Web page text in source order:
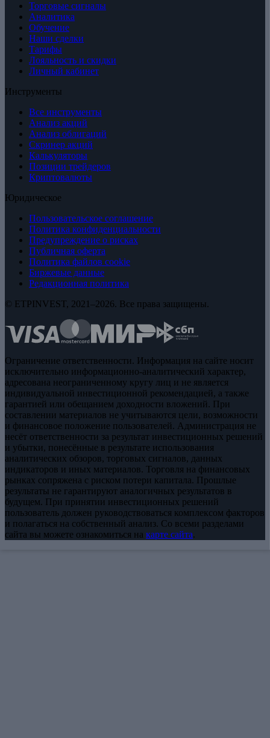
Торговые сигналы
Аналитика
Обучение
Наши сделки
Тарифы
Лояльность и скидки
Личный кабинет
Инструменты
Все инструменты
Анализ акций
Анализ облигаций
Скринер акций
Калькуляторы
Позиции трейдеров
Криптовалюты
Юридическое
Пользовательское соглашение
Политика конфиденциальности
Предупреждение о рисках
Публичная оферта
Политика файлов cookie
Биржевые данные
Редакционная политика
© ETPINVEST, 2021–2026. Все права защищены.
Ограничение ответственности. Информация на сайте носит
исключительно информационно-аналитический характер,
адресована неограниченному кругу лиц и не является
индивидуальной инвестиционной рекомендацией, а также
гарантией или обещанием доходности вложений. При
составлении материалов не учитываются цели, возможности
и финансовое положение пользователей. Администрация не
несёт ответственности за результат инвестиционных решений
и убытки, понесённые в результате использования
аналитических обзоров, торговых сигналов, данных
индикаторов и иных материалов. Торговля на финансовых
рынках сопряжена с риском потери капитала. Прошлые
результаты не гарантируют аналогичных результатов в
будущем. При принятии инвестиционных решений
пользователь должен руководствоваться комплексом факторов
и полагаться на собственный анализ. Со всеми разделами
сайта вы можете ознакомиться на карте сайта.